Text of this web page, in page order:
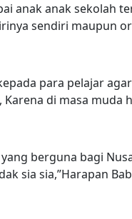
anak anak sekolah
sendiri maupun
para pelajar
Karena di masa muda
yang berguna bagi
sia sia,”Harapan